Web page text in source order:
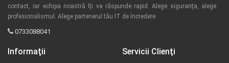
contact, iar echipa noastră îți va răspunde rapid. Alege siguranța, alege
profesionalismul. Alege partenerul tău IT de încredere.
0733088041
Informaţii Servicii Clienţi